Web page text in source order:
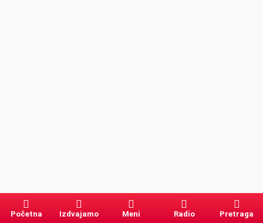
Početna Izdvajamo Meni Radio Pretraga